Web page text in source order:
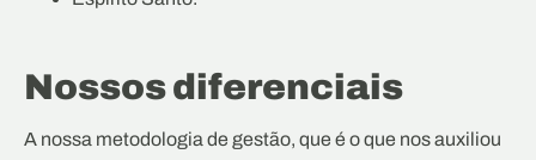
Nossos diferenciais
A nossa metodologia de gestão, que é o que nos auxiliou